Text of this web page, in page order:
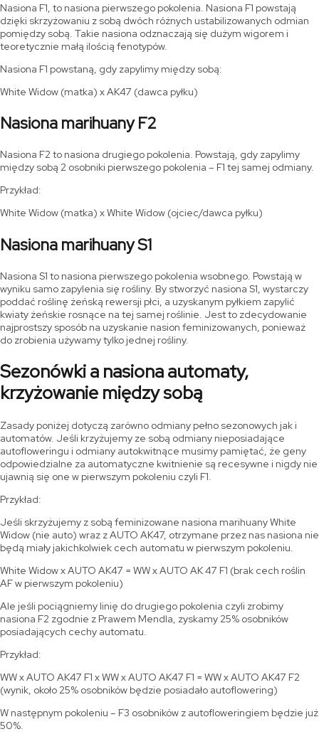
Nasiona F1, to nasiona pierwszego pokolenia. Nasiona F1 powstają
dzięki skrzyżowaniu z sobą dwóch różnych ustabilizowanych odmian
pomiędzy sobą. Takie nasiona odznaczają się dużym wigorem i
teoretycznie małą ilością fenotypów.
Nasiona F1 powstaną, gdy zapylimy między sobą:
White Widow (matka) x AK47 (dawca pyłku)
Nasiona marihuany F2
Nasiona F2 to nasiona drugiego pokolenia. Powstają, gdy zapylimy
między sobą 2 osobniki pierwszego pokolenia – F1 tej samej odmiany.
Przykład:
White Widow (matka) x White Widow (ojciec/dawca pyłku)
Nasiona marihuany S1
Nasiona S1 to nasiona pierwszego pokolenia wsobnego. Powstają w
wyniku samo zapylenia się rośliny. By stworzyć nasiona S1, wystarczy
poddać roślinę żeńską rewersji płci, a uzyskanym pyłkiem zapylić
kwiaty żeńskie rosnące na tej samej roślinie. Jest to zdecydowanie
najprostszy sposób na uzyskanie nasion feminizowanych, ponieważ
do zrobienia używamy tylko jednej rośliny.
Sezonówki a nasiona automaty,
krzyżowanie między sobą
Zasady poniżej dotyczą zarówno odmiany pełno sezonowych jak i
automatów. Jeśli krzyżujemy ze sobą odmiany nieposiadające
autofloweringu i odmiany autokwitnące musimy pamiętać, że geny
odpowiedzialne za automatyczne kwitnienie są recesywne i nigdy nie
ujawnią się one w pierwszym pokoleniu czyli F1.
Przykład:
Jeśli skrzyżujemy z sobą feminizowane nasiona marihuany White
Widow (nie auto) wraz z AUTO AK47, otrzymane przez nas nasiona nie
będą miały jakichkolwiek cech automatu w pierwszym pokoleniu.
White Widow x AUTO AK47 = WW x AUTO AK 47 F1 (brak cech roślin
AF w pierwszym pokoleniu)
Ale jeśli pociągniemy linię do drugiego pokolenia czyli zrobimy
nasiona F2 zgodnie z Prawem Mendla, zyskamy 25% osobników
posiadających cechy automatu.
Przykład:
WW x AUTO AK47 F1 x WW x AUTO AK47 F1 = WW x AUTO AK47 F2
(wynik, około 25% osobników będzie posiadało autoflowering)
W następnym pokoleniu – F3 osobników z autofloweringiem będzie już
50%.